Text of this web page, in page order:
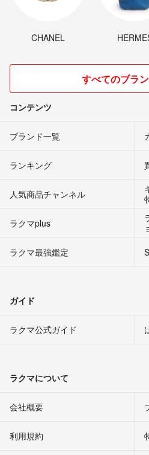
CHANEL
すべてのブラ
コンテンツ
ブランド一覧
ランキング
人気商品チャンネル
ラクマplus
ラクマ最強鑑定
ガイド
ラクマ公式ガイド
ラクマについて
会社概要
利用規約